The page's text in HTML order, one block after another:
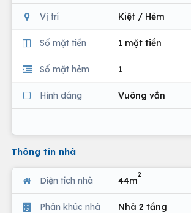
Vị trí Kiệt / Hẻm
Số mặt tiền 1 mặt tiền
Số mặt hẻm 1
Hình dáng Vuông vắn
Thông tin nhà
Diện tích nhà 44m
2
Phân khúc nhà Nhà 2 tầng